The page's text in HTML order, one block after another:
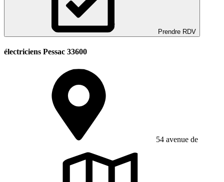
Prendre RDV
électriciens Pessac 33600
54 avenue de